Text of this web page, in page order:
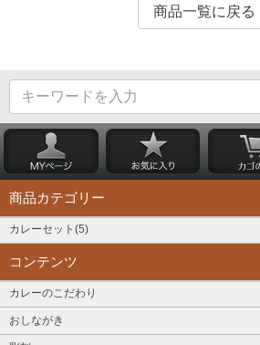
商品一覧に戻る
商品カテゴリー
カレーセット(5)
コンテンツ
カレーのこだわり
おしながき